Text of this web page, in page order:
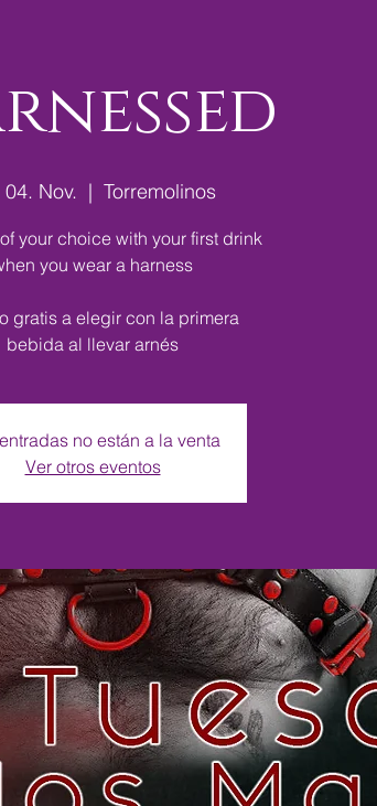
04. Nov.
  |
Torremolinos
your choice with your first drink
you wear a harness
gratis a elegir con la primera
bebida al llevar arnés
no están a la venta
Ver otros eventos